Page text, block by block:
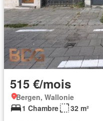
515 €/mois
Bergen, Wallonie
1 Chambre
32 m²